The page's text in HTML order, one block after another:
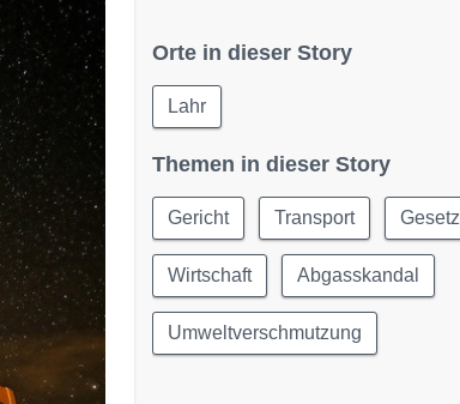
Orte in dieser Story
Lahr
Themen in dieser Story
Gericht Transport Gesetz
Wirtschaft Abgasskandal
Umweltverschmutzung